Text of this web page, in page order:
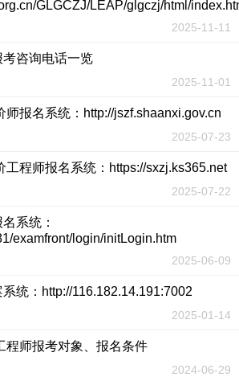
GLGCZJ/LEAP/glgczj/html/
2025-11-11
咨询电话一览
2025-11-01
师报名系统：http://jszf.shaanxi.gov.cn
2025-07-23
工程师报名系统：https://sxzj.ks365.net
2025-07-22
系统：
examfront/login/initLogin.htm
2025-06-09
统：http://116.182.14.191:7002
2025-01-14
程师报考对象、报名条件
2024-06-29